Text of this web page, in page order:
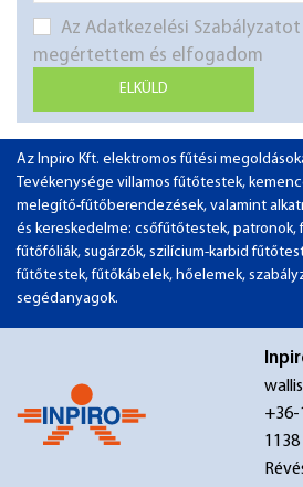
Az Adatkezelési
megértettem és elfogadom
ELKÜLD
Az Inpiro Kft. elektromos fűtési
Tevékenysége villamos fűtőtestek,
melegítő-fűtőberendezések, valamint
és kereskedelme: csőfűtőtestek, patronok,
fűtőfóliák, sugárzók, szilícium-karbid
fűtőtestek, fűtőkábelek, hőelemek,
segédanyagok.
+36-